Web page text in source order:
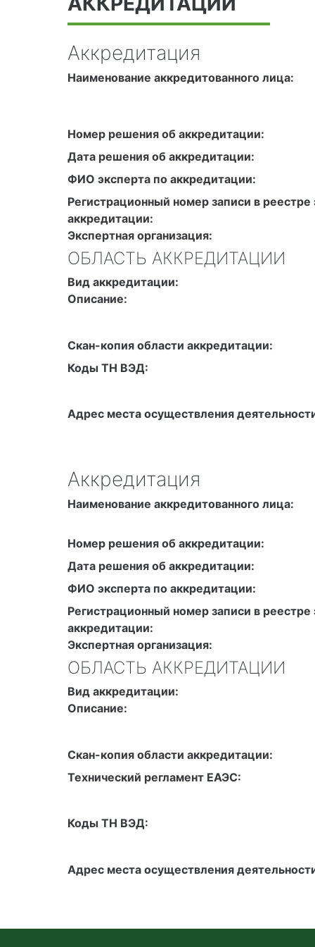
Аккредитация
Наименование аккредитованного лица:
Номер решения об аккредитации:
Дата решения об аккредитации:
ФИО эксперта по аккредитации:
Регистрационный номер записи в реестре
аккредитации:
Экспертная организация:
ОБЛАСТЬ АККРЕДИТАЦИИ
Вид аккредитации:
Описание:
Скан-копия области аккредитации:
Коды ТН ВЭД:
Адрес места осуществления
Аккредитация
Наименование аккредитованного лица:
Номер решения об аккредитации:
Дата решения об аккредитации:
ФИО эксперта по аккредитации:
Регистрационный номер записи в реестре
аккредитации:
Экспертная организация:
ОБЛАСТЬ АККРЕДИТАЦИИ
Вид аккредитации:
Описание:
Скан-копия области аккредитации:
Технический регламент ЕАЭС:
Коды ТН ВЭД:
Адрес места осуществления